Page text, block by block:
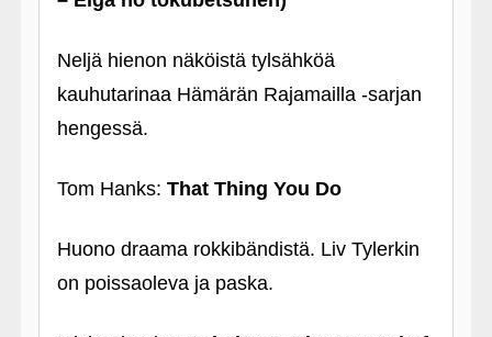
Neljä hienon näköistä tylsähköä
kauhutarinaa Hämärän Rajamailla ‑sarjan
hengessä.
Tom Hanks: That Thing You Do
Huono draama rokkibändistä. Liv Tylerkin
on poissaoleva ja paska.